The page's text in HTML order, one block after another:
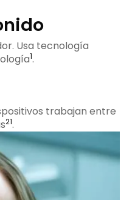
Usa tecnología
1.
trabajan entre
21.